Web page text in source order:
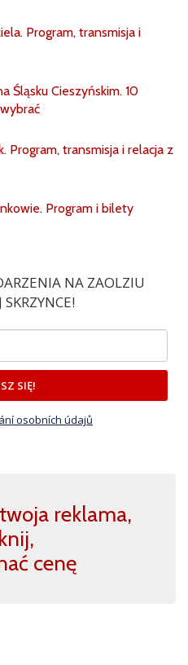
Program, transmisja i
Śląsku Cieszyńskim. 10
Program, transmisja i relacja z
Program i bilety
NA ZAOLZIU
SIĘ!
osobních údajů
reklama,
cenę